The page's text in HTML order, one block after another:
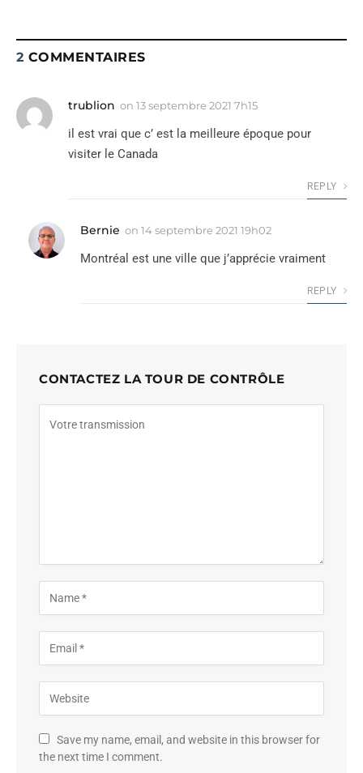
2 COMMENTAIRES
trublion on 13 septembre 2021 7h15
il est vrai que c’ est la meilleure époque pour
visiter le Canada
REPLY
Bernie on 14 septembre 2021 19h02
Montréal est une ville que j’apprécie vraiment
REPLY
CONTACTEZ LA TOUR DE CONTRÔLE
Save my name, email, and website in this browser for
the next time I comment.